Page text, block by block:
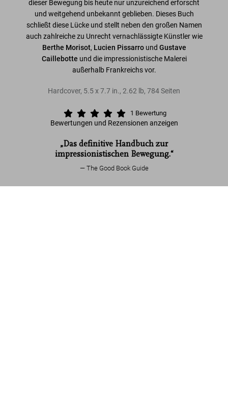
dieser Bewegung bis heute nur unzureichend erforscht
und weitgehend unbekannt geblieben. Dieses Buch
schließt diese Lücke und stellt neben den großen Namen
auch zahlreiche zu Unrecht vernachlässigte Künstler wie
Berthe Morisot, Lucien Pissarro und Gustave
Caillebotte und die impressionistische Malerei
außerhalb Frankreichs vor.
Hardcover, 5.5x7.7 in., 2.62 lb, 784Seiten
1 Bewertung
Bewertungen und Rezensionen anzeigen
„Das definitive Handbuch zur
impressionistischen Bewegung.“
The Good Book Guide